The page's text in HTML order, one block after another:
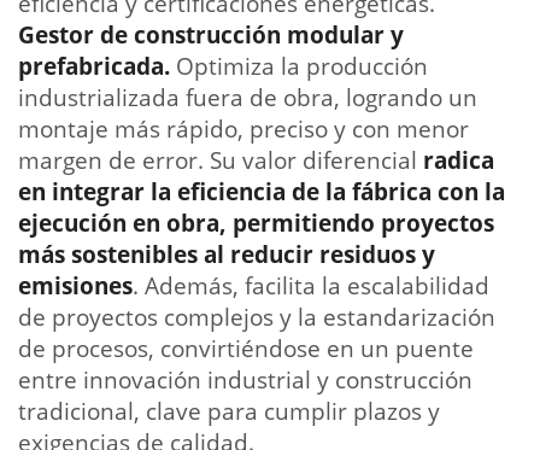
Gestor de construcción modular y
prefabricada. Optimiza la producción
industrializada fuera de obra, logrando un
montaje más rápido, preciso y con menor
margen de error. Su valor diferencial radica
en integrar la eficiencia de la fábrica con la
ejecución en obra, permitiendo proyectos
más sostenibles al reducir residuos y
emisiones. Además, facilita la escalabilidad
de proyectos complejos y la estandarización
de procesos, convirtiéndose en un puente
entre innovación industrial y construcción
tradicional, clave para cumplir plazos y
exigencias de calidad.